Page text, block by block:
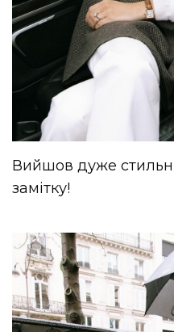
Вийшов дуже
замітку!